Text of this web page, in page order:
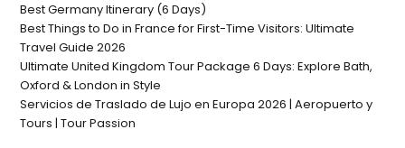
Best Germany Itinerary (6 Days)
Best Things to Do in France for First-Time Visitors: Ultimate
Travel Guide 2026
Ultimate United Kingdom Tour Package 6 Days: Explore Bath,
Oxford & London in Style
Servicios de Traslado de Lujo en Europa 2026 | Aeropuerto y
Tours | Tour Passion